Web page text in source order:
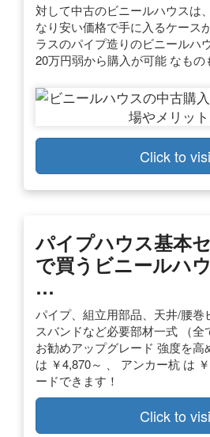
対して中古のビニールハウスは
なり安い価格で手に入るケース
ラスのパイプ造りのビニールハ
20万円弱から購入が可能 なもの
Click to
パイプハウス基本
で買うビニールハ
…
パイプ、組立用部品、天井/腰巻
スバンドなど必要部材一式 （全
お勧めアップグレード 強度を高
は ￥4,870～ 、 アンカー杭 は
ードできます！
Click to